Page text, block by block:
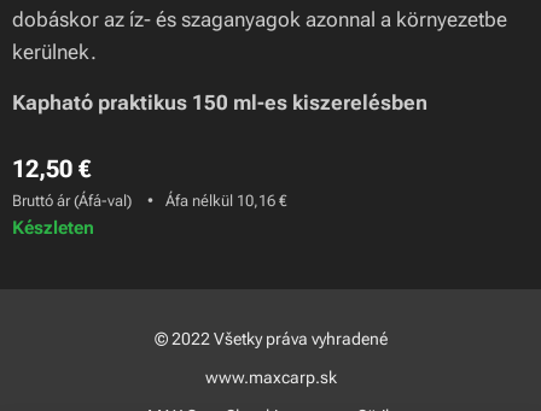
dobáskor az íz- és szaganyagok azonnal a környezetbe
kerülnek.
Kapható praktikus 150 ml-es kiszerelésben
12,50 €
Bruttó ár (Áfá-val) Áfa nélkül 10,16 €
Készleten
© 2022 Všetky práva vyhradené
www.maxcarp.sk